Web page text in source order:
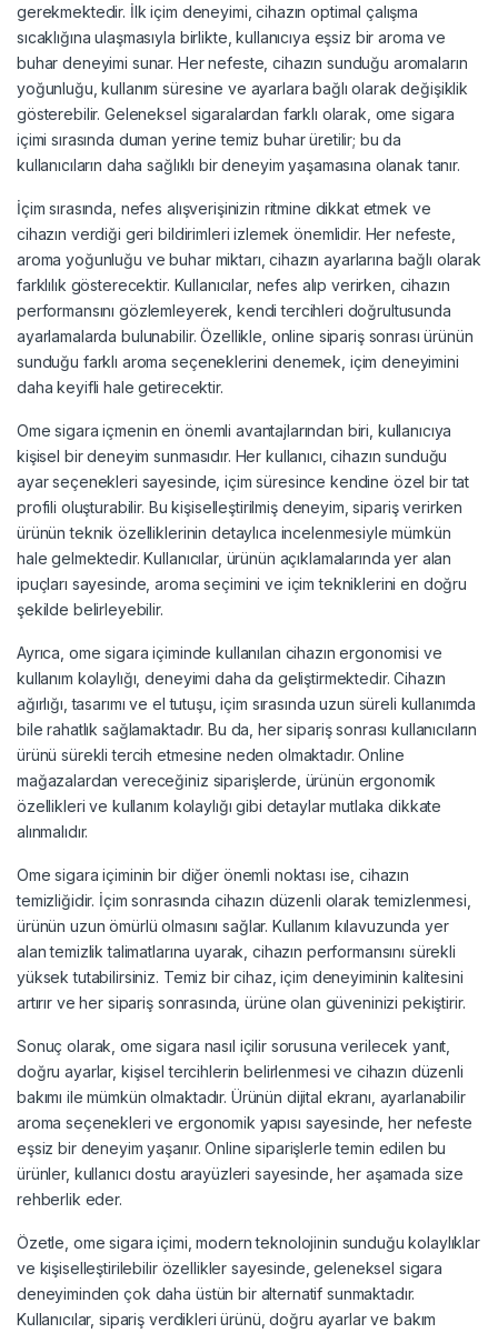
gerekmektedir. İlk içim deneyimi, cihazın optimal çalışma
sıcaklığına ulaşmasıyla birlikte, kullanıcıya eşsiz bir aroma ve
buhar deneyimi sunar. Her nefeste, cihazın sunduğu aromaların
yoğunluğu, kullanım süresine ve ayarlara bağlı olarak değişiklik
gösterebilir. Geleneksel sigaralardan farklı olarak, ome sigara
içimi sırasında duman yerine temiz buhar üretilir; bu da
kullanıcıların daha sağlıklı bir deneyim yaşamasına olanak tanır.
İçim sırasında, nefes alışverişinizin ritmine dikkat etmek ve
cihazın verdiği geri bildirimleri izlemek önemlidir. Her nefeste,
aroma yoğunluğu ve buhar miktarı, cihazın ayarlarına bağlı olarak
farklılık gösterecektir. Kullanıcılar, nefes alıp verirken, cihazın
performansını gözlemleyerek, kendi tercihleri doğrultusunda
ayarlamalarda bulunabilir. Özellikle, online sipariş sonrası ürünün
sunduğu farklı aroma seçeneklerini denemek, içim deneyimini
daha keyifli hale getirecektir.
Ome sigara içmenin en önemli avantajlarından biri, kullanıcıya
kişisel bir deneyim sunmasıdır. Her kullanıcı, cihazın sunduğu
ayar seçenekleri sayesinde, içim süresince kendine özel bir tat
profili oluşturabilir. Bu kişiselleştirilmiş deneyim, sipariş verirken
ürünün teknik özelliklerinin detaylıca incelenmesiyle mümkün
hale gelmektedir. Kullanıcılar, ürünün açıklamalarında yer alan
ipuçları sayesinde, aroma seçimini ve içim tekniklerini en doğru
şekilde belirleyebilir.
Ayrıca, ome sigara içiminde kullanılan cihazın ergonomisi ve
kullanım kolaylığı, deneyimi daha da geliştirmektedir. Cihazın
ağırlığı, tasarımı ve el tutuşu, içim sırasında uzun süreli kullanımda
bile rahatlık sağlamaktadır. Bu da, her sipariş sonrası kullanıcıların
ürünü sürekli tercih etmesine neden olmaktadır. Online
mağazalardan vereceğiniz siparişlerde, ürünün ergonomik
özellikleri ve kullanım kolaylığı gibi detaylar mutlaka dikkate
alınmalıdır.
Ome sigara içiminin bir diğer önemli noktası ise, cihazın
temizliğidir. İçim sonrasında cihazın düzenli olarak temizlenmesi,
ürünün uzun ömürlü olmasını sağlar. Kullanım kılavuzunda yer
alan temizlik talimatlarına uyarak, cihazın performansını sürekli
yüksek tutabilirsiniz. Temiz bir cihaz, içim deneyiminin kalitesini
artırır ve her sipariş sonrasında, ürüne olan güveninizi pekiştirir.
Sonuç olarak, ome sigara nasıl içilir sorusuna verilecek yanıt,
doğru ayarlar, kişisel tercihlerin belirlenmesi ve cihazın düzenli
bakımı ile mümkün olmaktadır. Ürünün dijital ekranı, ayarlanabilir
aroma seçenekleri ve ergonomik yapısı sayesinde, her nefeste
eşsiz bir deneyim yaşanır. Online siparişlerle temin edilen bu
ürünler, kullanıcı dostu arayüzleri sayesinde, her aşamada size
rehberlik eder.
Özetle, ome sigara içimi, modern teknolojinin sunduğu kolaylıklar
ve kişiselleştirilebilir özellikler sayesinde, geleneksel sigara
deneyiminden çok daha üstün bir alternatif sunmaktadır.
Kullanıcılar, sipariş verdikleri ürünü, doğru ayarlar ve bakım